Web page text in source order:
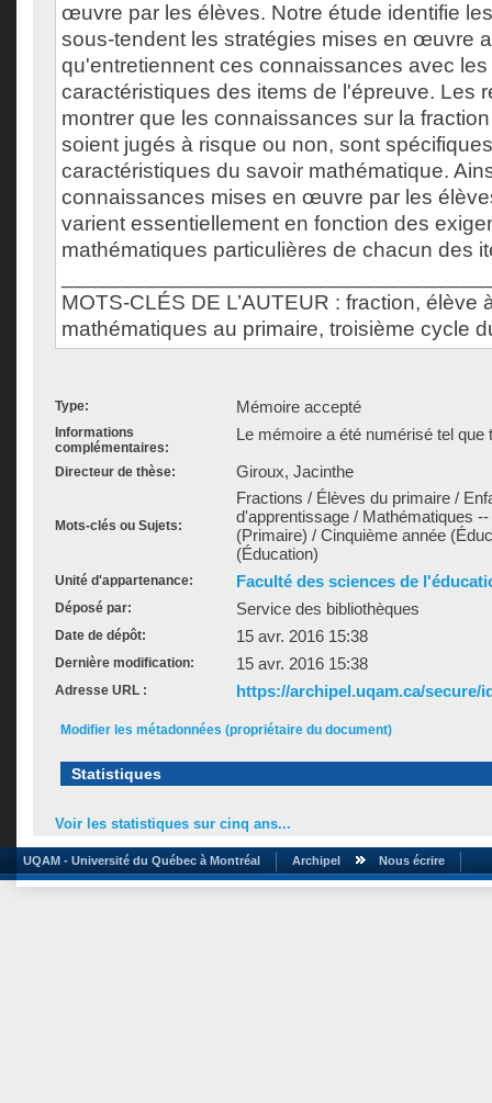
œuvre par les élèves. Notre étude identifie
sous-tendent les stratégies mises en œuvre
qu'entretiennent ces connaissances avec
caractéristiques des items de l'épreuve. Les
montrer que les connaissances sur la
soient jugés à risque ou non, sont
caractéristiques du savoir mathématique.
connaissances mises en œuvre par les
varient essentiellement en fonction des
mathématiques particulières de chacun des
MOTS-CLÉS DE L’AUTEUR : fraction, élève
mathématiques au primaire, troisième cycle
Type: Mémoire accepté
Informations
complémentaires:
Le mémoire a été numérisé tel que
Directeur de thèse: Giroux, Jacinthe
Mots-clés ou Sujets:
Fractions / Élèves du primaire /
d'apprentissage / Mathématiques
(Primaire) / Cinquième année
(Éducation)
Unité d'appartenance: Faculté des sciences de
Déposé par: Service des bibliothèques
Date de dépôt: 15 avr. 2016 15:38
Dernière modification: 15 avr. 2016 15:38
Adresse URL : https://archipel.uqam.ca/secure/
Modifier les métadonnées (propriétaire du document)
Statistiques
Voir les statistiques sur cinq ans...
UQAM - Université du Québec à Montréal Archipel Nous écrire